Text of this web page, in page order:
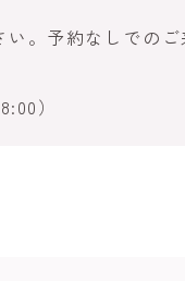
。予約なしでの
）